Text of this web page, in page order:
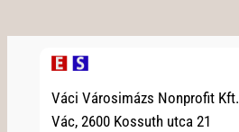
Váci Városimázs Nonprofit Kft.
Vác, 2600 Kossuth utca 21